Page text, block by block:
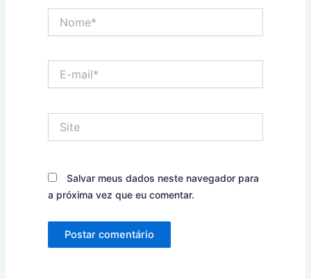
mail*
Salvar meus dados neste navegador para
a próxima vez que eu comentar.